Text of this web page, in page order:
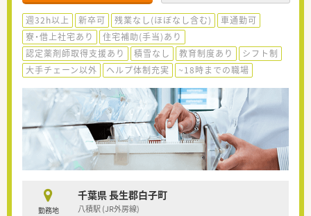
週32h以上 新卒可 残業なし(ほぼなし含む)
車通勤可
寮・借上社宅あり
住宅補助(手当)あり
認定薬剤師取得支援あり
積雪なし 教育制度あり
シフト制
大手チェーン以外
ヘルプ体制充実 ~18時までの職場
勤務地
千葉県 長生郡白子町
八積駅 (JR外房線)